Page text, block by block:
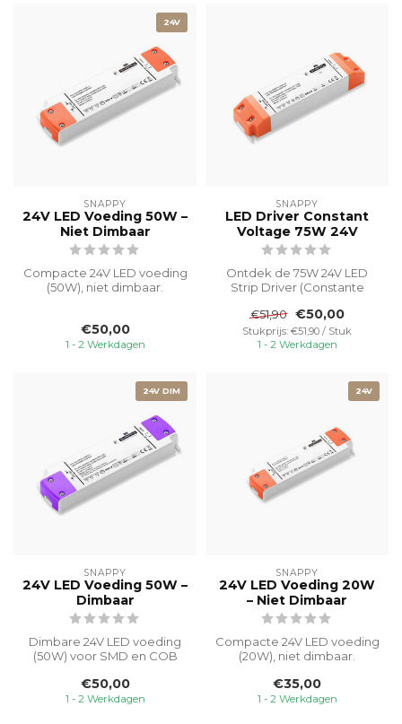
24V
SNAPPY
24V LED Voeding 50W –
Niet Dimbaar
Compacte 24V LED voeding
(50W), niet dimbaar.
€50,00
1 - 2 Werkdagen
SNAPPY
LED Driver Constant
Voltage 75W 24V
Ontdek de 75W 24V LED
Strip Driver (Constante
duurza...
€51,90 €50,00
Stukprijs: €51,90 / Stuk
1 - 2 Werkdagen
24V DIM
SNAPPY
24V LED Voeding 50W –
Dimbaar
Dimbare 24V LED voeding
(50W) voor SMD en COB
dim-to-...
€50,00
1 - 2 Werkdagen
24V
SNAPPY
24V LED Voeding 20W
– Niet Dimbaar
Compacte 24V LED voeding
(20W), niet dimbaar.
LED-strip...
€35,00
1 - 2 Werkdagen